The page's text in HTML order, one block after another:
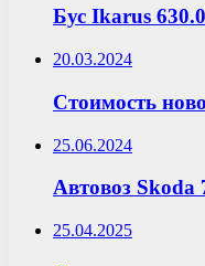
Бус Ikarus
20.03.2024
Стоимость
25.06.2024
Автовоз Skoda
25.04.2025